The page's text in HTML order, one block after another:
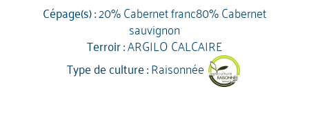
Cépage(s) :20% Cabernet franc80% Cabernet
sauvignon
Terroir :ARGILO CALCAIRE
Type de culture :Raisonnée